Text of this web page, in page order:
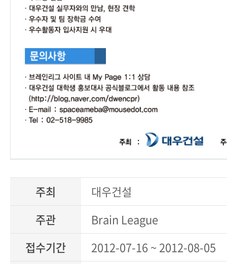
주최
대우건설
주관
Brain League
접수기간
2012-07-16 ~ 2012-08-05